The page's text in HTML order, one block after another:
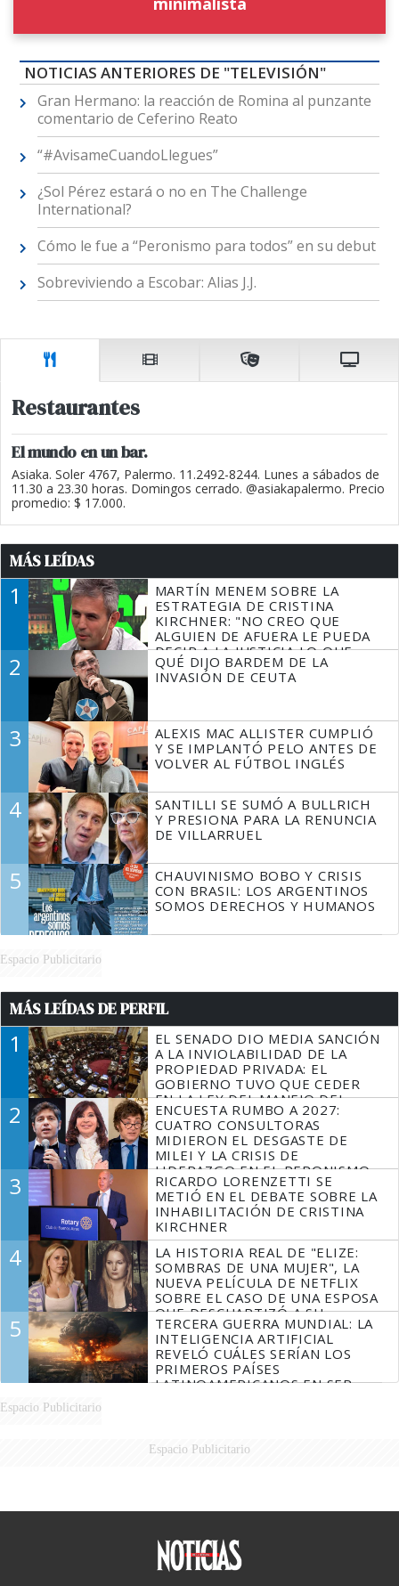
NOTICIAS ANTERIORES DE "TELEVISIÓN"
Gran Hermano: la reacción de Romina al punzante
comentario de Ceferino Reato
“#AvisameCuandoLlegues”
¿Sol Pérez estará o no en The Challenge
International?
Cómo le fue a “Peronismo para todos” en su debut
Sobreviviendo a Escobar: Alias J.J.
Restaurantes
El mundo en un bar.
Asiaka. Soler 4767, Palermo. 11.2492-8244. Lunes a sábados de
11.30 a 23.30 horas. Domingos cerrado. @asiakapalermo. Precio
promedio: $ 17.000.
MÁS LEÍDAS
1
MARTÍN MENEM SOBRE LA
ESTRATEGIA DE CRISTINA
KIRCHNER: "NO CREO QUE
ALGUIEN DE AFUERA LE PUEDA
DECIR A LA JUSTICIA LO QUE
TIENE QUE HACER"
2
QUÉ DIJO BARDEM DE LA
INVASIÓN DE CEUTA
3
ALEXIS MAC ALLISTER CUMPLIÓ
Y SE IMPLANTÓ PELO ANTES DE
VOLVER AL FÚTBOL INGLÉS
4
SANTILLI SE SUMÓ A BULLRICH
Y PRESIONA PARA LA RENUNCIA
DE VILLARRUEL
5
CHAUVINISMO BOBO Y CRISIS
CON BRASIL: LOS ARGENTINOS
SOMOS DERECHOS Y HUMANOS
Espacio Publicitario
MÁS LEÍDAS DE PERFIL
1
EL SENADO DIO MEDIA SANCIÓN
A LA INVIOLABILIDAD DE LA
PROPIEDAD PRIVADA: EL
GOBIERNO TUVO QUE CEDER
EN LA LEY DEL MANEJO DEL
FUEGO
2
ENCUESTA RUMBO A 2027:
CUATRO CONSULTORAS
MIDIERON EL DESGASTE DE
MILEI Y LA CRISIS DE
LIDERAZGO EN EL PERONISMO
3
RICARDO LORENZETTI SE
METIÓ EN EL DEBATE SOBRE LA
INHABILITACIÓN DE CRISTINA
KIRCHNER
4
LA HISTORIA REAL DE "ELIZE:
SOMBRAS DE UNA MUJER", LA
NUEVA PELÍCULA DE NETFLIX
SOBRE EL CASO DE UNA ESPOSA
QUE DESCUARTIZÓ A SU
MARIDO
5
TERCERA GUERRA MUNDIAL: LA
INTELIGENCIA ARTIFICIAL
REVELÓ CUÁLES SERÍAN LOS
PRIMEROS PAÍSES
LATINOAMERICANOS EN SER
Espacio Publicitario
Espacio Publicitario